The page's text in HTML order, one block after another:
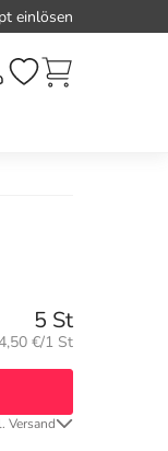
einlösen
5 St
€/1 St
Versand